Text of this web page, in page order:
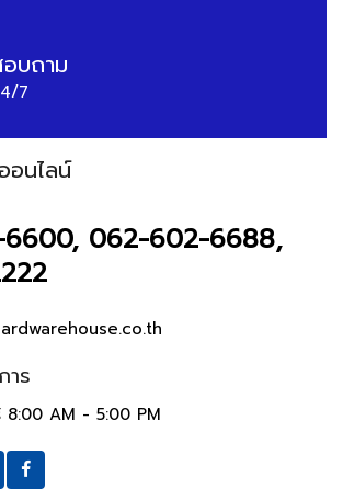
บถาม
7
อนไลน์
062-602-6688,
าร
8:00 AM - 5:00 PM